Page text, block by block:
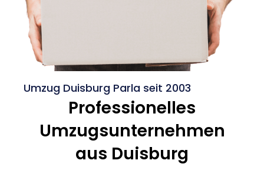
Umzug Duisburg Parla seit 2003
Professionelles
Umzugsunternehmen
aus Duisburg